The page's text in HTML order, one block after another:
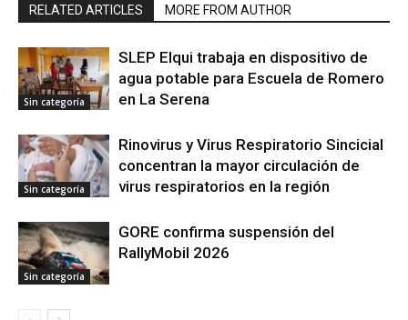
RELATED ARTICLES MORE FROM AUTHOR
Sin categoría
SLEP Elqui trabaja en dispositivo de
agua potable para Escuela de Romero
en La Serena
Sin categoría
Rinovirus y Virus Respiratorio Sincicial
concentran la mayor circulación de
virus respiratorios en la región
Sin categoría
GORE confirma suspensión del
RallyMobil 2026